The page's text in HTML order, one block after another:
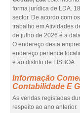
forma jurídica de LDA.
sector. De acordo com
trabalho em Atividades
de julho de 2026 é a
O endereço desta
endereço pertence
e ao distrito de LISBOA.
Informação
Contabilidade E
As vendas registadas
respeito ao ano anterior.